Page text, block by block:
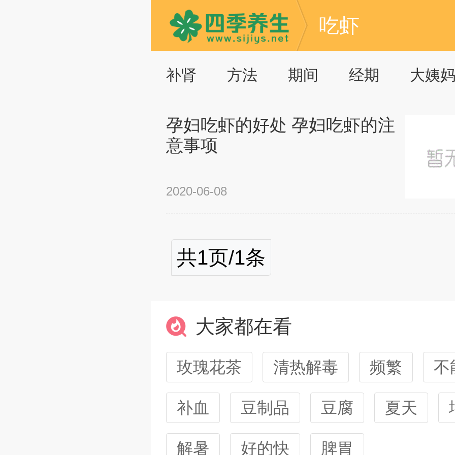
吃虾
补肾 方法 期间 经期 大姨妈
孕妇吃虾的好处 孕妇吃虾的注
意事项
2020-06-08
共1页/1条
大家都在看
玫瑰花茶 清热解毒 频繁 不
补血 豆制品 豆腐 夏天
解暑 好的快 脾胃